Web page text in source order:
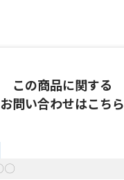
この商品に関する
お問い合わせはこちら